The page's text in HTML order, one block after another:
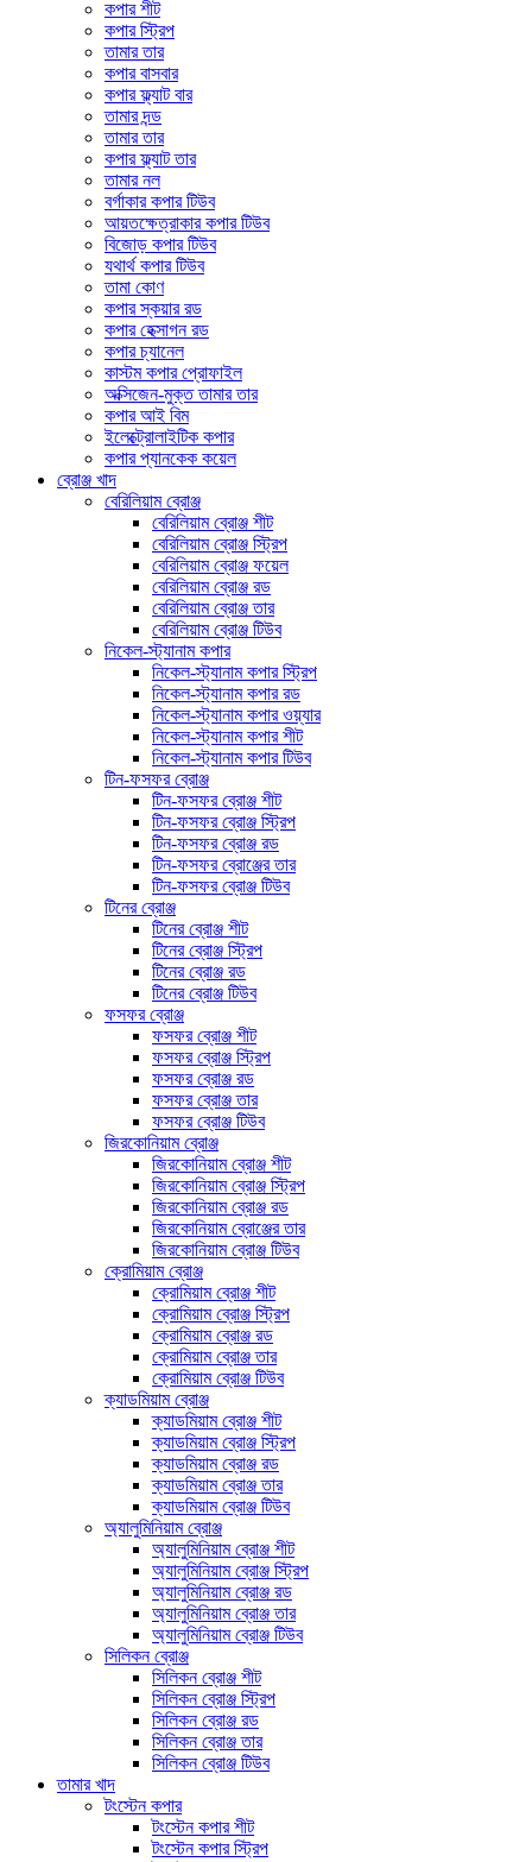
কপার শীট
কপার স্ট্রিপ
তামার তার
কপার বাসবার
কপার ফ্ল্যাট বার
তামার দন্ড
তামার তার
কপার ফ্ল্যাট তার
তামার নল
বর্গাকার কপার টিউব
আয়তক্ষেত্রাকার কপার টিউব
বিজোড় কপার টিউব
যথার্থ কপার টিউব
তামা কোণ
কপার স্কয়ার রড
কপার হেক্সাগন রড
কপার চ্যানেল
কাস্টম কপার প্রোফাইল
অক্সিজেন-মুক্ত তামার তার
কপার আই বিম
ইলেক্ট্রোলাইটিক কপার
কপার প্যানকেক কয়েল
ব্রোঞ্জ খাদ
বেরিলিয়াম ব্রোঞ্জ
বেরিলিয়াম ব্রোঞ্জ শীট
বেরিলিয়াম ব্রোঞ্জ স্ট্রিপ
বেরিলিয়াম ব্রোঞ্জ ফয়েল
বেরিলিয়াম ব্রোঞ্জ রড
বেরিলিয়াম ব্রোঞ্জ তার
বেরিলিয়াম ব্রোঞ্জ টিউব
নিকেল-স্ট্যানাম কপার
নিকেল-স্ট্যানাম কপার স্ট্রিপ
নিকেল-স্ট্যানাম কপার রড
নিকেল-স্ট্যানাম কপার ওয়্যার
নিকেল-স্ট্যানাম কপার শীট
নিকেল-স্ট্যানাম কপার টিউব
টিন-ফসফর ব্রোঞ্জ
টিন-ফসফর ব্রোঞ্জ শীট
টিন-ফসফর ব্রোঞ্জ স্ট্রিপ
টিন-ফসফর ব্রোঞ্জ রড
টিন-ফসফর ব্রোঞ্জের তার
টিন-ফসফর ব্রোঞ্জ টিউব
টিনের ব্রোঞ্জ
টিনের ব্রোঞ্জ শীট
টিনের ব্রোঞ্জ স্ট্রিপ
টিনের ব্রোঞ্জ রড
টিনের ব্রোঞ্জ টিউব
ফসফর ব্রোঞ্জ
ফসফর ব্রোঞ্জ শীট
ফসফর ব্রোঞ্জ স্ট্রিপ
ফসফর ব্রোঞ্জ রড
ফসফর ব্রোঞ্জ তার
ফসফর ব্রোঞ্জ টিউব
জিরকোনিয়াম ব্রোঞ্জ
জিরকোনিয়াম ব্রোঞ্জ শীট
জিরকোনিয়াম ব্রোঞ্জ স্ট্রিপ
জিরকোনিয়াম ব্রোঞ্জ রড
জিরকোনিয়াম ব্রোঞ্জের তার
জিরকোনিয়াম ব্রোঞ্জ টিউব
ক্রোমিয়াম ব্রোঞ্জ
ক্রোমিয়াম ব্রোঞ্জ শীট
ক্রোমিয়াম ব্রোঞ্জ স্ট্রিপ
ক্রোমিয়াম ব্রোঞ্জ রড
ক্রোমিয়াম ব্রোঞ্জ তার
ক্রোমিয়াম ব্রোঞ্জ টিউব
ক্যাডমিয়াম ব্রোঞ্জ
ক্যাডমিয়াম ব্রোঞ্জ শীট
ক্যাডমিয়াম ব্রোঞ্জ স্ট্রিপ
ক্যাডমিয়াম ব্রোঞ্জ রড
ক্যাডমিয়াম ব্রোঞ্জ তার
ক্যাডমিয়াম ব্রোঞ্জ টিউব
অ্যালুমিনিয়াম ব্রোঞ্জ
অ্যালুমিনিয়াম ব্রোঞ্জ শীট
অ্যালুমিনিয়াম ব্রোঞ্জ স্ট্রিপ
অ্যালুমিনিয়াম ব্রোঞ্জ রড
অ্যালুমিনিয়াম ব্রোঞ্জ তার
অ্যালুমিনিয়াম ব্রোঞ্জ টিউব
সিলিকন ব্রোঞ্জ
সিলিকন ব্রোঞ্জ শীট
সিলিকন ব্রোঞ্জ স্ট্রিপ
সিলিকন ব্রোঞ্জ রড
সিলিকন ব্রোঞ্জ তার
সিলিকন ব্রোঞ্জ টিউব
তামার খাদ
টংস্টেন কপার
টংস্টেন কপার শীট
টংস্টেন কপার স্ট্রিপ